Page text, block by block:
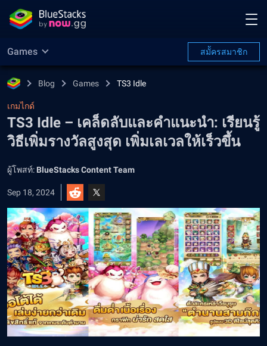
Games สมััครสมาชิก
Blog Games TS3 Idle
เกมไกด์
TS3 Idle – เคล็ดลับและคำแนะนำ: เรียนรู้
วิธีเพิ่มรางวัลสูงสุด เพิ่มเลเวลให้เร็วขึ้น
ผู้โพสท์: BlueStacks Content Team
Sep 18, 2024